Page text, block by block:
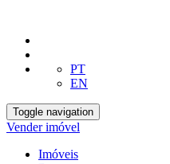
PT
EN
Toggle navigation
Vender imóvel
Imóveis